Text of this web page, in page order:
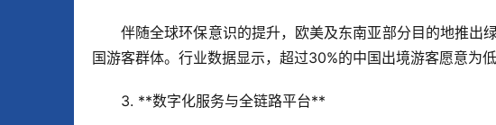
伴随全球环保意识的提升，欧美及东南亚部分目的地推出
国游客群体。行业数据显示，超过30%的中国出境游客愿意为
3. **数字化服务与全链路平台**